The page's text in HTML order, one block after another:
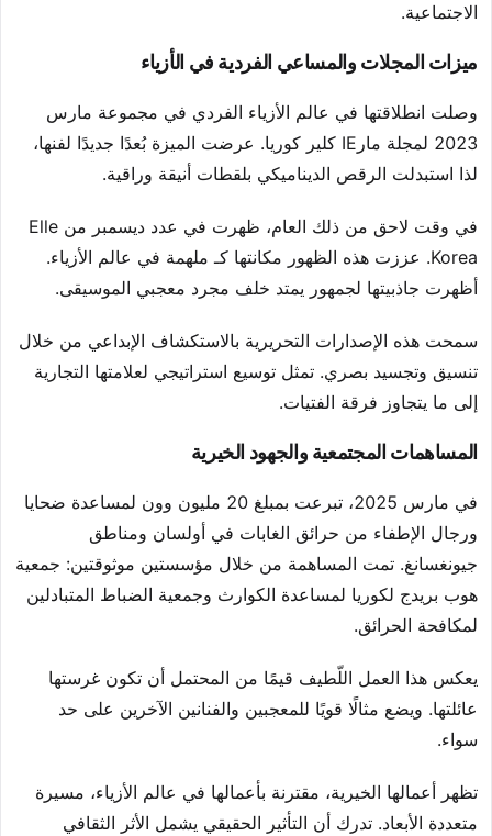
الاجتماعية.
ميزات المجلات والمساعي الفردية في الأزياء
وصلت انطلاقتها في عالم الأزياء الفردي في مجموعة مارس
2023 لمجلة مارIE كلير كوريا. عرضت الميزة بُعدًا جديدًا لفنها،
لذا استبدلت الرقص الديناميكي بلقطات أنيقة وراقية.
في وقت لاحق من ذلك العام، ظهرت في عدد ديسمبر من Elle
Korea. عززت هذه الظهور مكانتها كـ ملهمة في عالم الأزياء.
أظهرت جاذبيتها لجمهور يمتد خلف مجرد معجبي الموسيقى.
سمحت هذه الإصدارات التحريرية بالاستكشاف الإبداعي من خلال
تنسيق وتجسيد بصري. تمثل توسيع استراتيجي لعلامتها التجارية
إلى ما يتجاوز فرقة الفتيات.
المساهمات المجتمعية والجهود الخيرية
في مارس 2025، تبرعت بمبلغ 20 مليون وون لمساعدة ضحايا
ورجال الإطفاء من حرائق الغابات في أولسان ومناطق
جيونغسانغ. تمت المساهمة من خلال مؤسستين موثوقتين: جمعية
هوب بريدج لكوريا لمساعدة الكوارث وجمعية الضباط المتبادلين
لمكافحة الحرائق.
يعكس هذا العمل اللّطيف قيمًا من المحتمل أن تكون غرستها
عائلتها. ويضع مثالًا قويًا للمعجبين والفنانين الآخرين على حد
سواء.
تظهر أعمالها الخيرية، مقترنة بأعمالها في عالم الأزياء، مسيرة
متعددة الأبعاد. تدرك أن التأثير الحقيقي يشمل الأثر الثقافي